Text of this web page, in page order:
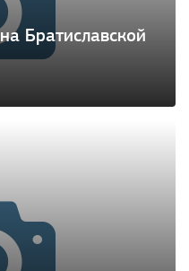
Братиславской